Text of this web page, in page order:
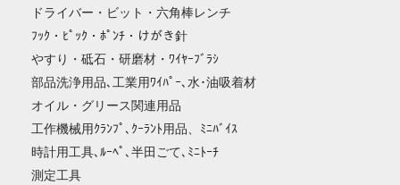
ドライバー・ビット・六角棒レンチ
ﾌｯｸ・ﾋﾟｯｸ・ﾎﾟﾝﾁ・けがき針
やすり・砥石・研磨材・ﾜｲﾔｰﾌﾞﾗｼ
部品洗浄用品､工業用ﾜｲﾊﾟｰ､水･油吸着材
オイル・グリース関連用品
工作機械用ｸﾗﾝﾌﾟ､ｸｰﾗﾝﾄ用品、ﾐﾆﾊﾞｲｽ
時計用工具､ﾙｰﾍﾟ､半田ごて､ﾐﾆﾄｰﾁ
測定工具